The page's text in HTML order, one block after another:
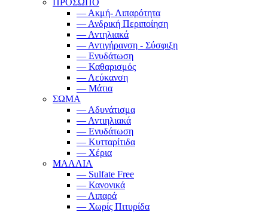
ΠΡΟΣΩΠΟ
— Ακμή- Λιπαρότητα
— Ανδρική Περιποίηση
— Αντηλιακά
— Αντιγήρανση - Σύσφιξη
— Ενυδάτωση
— Καθαρισμός
— Λεύκανση
— Μάτια
ΣΩΜΑ
— Αδυνάτισμα
— Αντιηλιακά
— Ενυδάτωση
— Κυτταρίτιδα
— Χέρια
ΜΑΛΛΙΑ
— Sulfate Free
— Κανονικά
— Λιπαρά
— Χωρίς Πιτυρίδα